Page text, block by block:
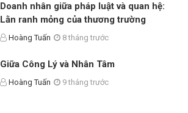
Doanh nhân giữa pháp luật và quan hệ:
Lằn ranh mỏng của thương trường
Hoàng Tuấn 8 tháng trước
Giữa Công Lý và Nhân Tâm
Hoàng Tuấn 9 tháng trước